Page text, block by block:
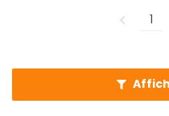
1